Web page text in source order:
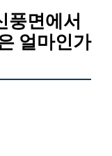
풍면에서
얼마인가